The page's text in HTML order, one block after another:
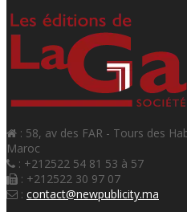
: 58, av des FAR - Tours des
Maroc
: +212522 54 81 53 à 57
: +212522 30 97 07
: contact@newpublicity.ma